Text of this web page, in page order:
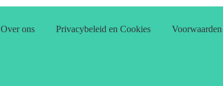
Over ons Privacybeleid en Cookies Voorwaarden